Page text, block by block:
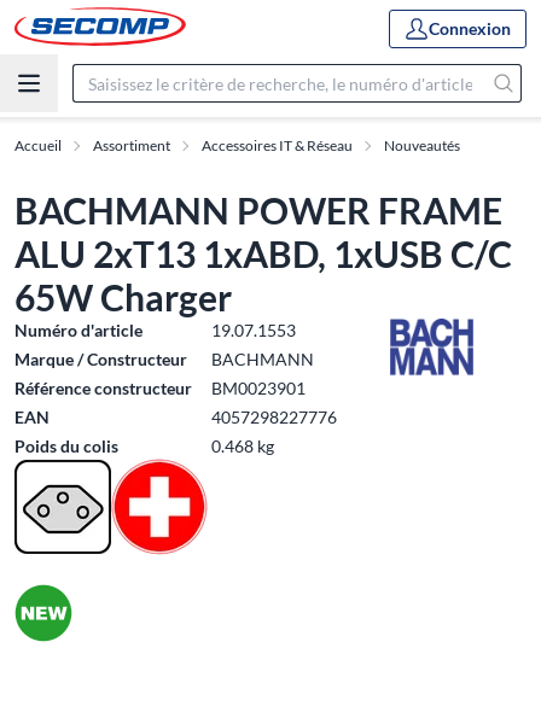
Connexion
Accueil Assortiment Accessoires IT & Réseau Nouveautés
BACHMANN POWER FRAME
ALU 2xT13 1xABD, 1xUSB C/C
65W Charger
Numéro d'article
19.07.1553
Marque / Constructeur
BACHMANN
Référence constructeur
BM0023901
EAN
4057298227776
Poids du colis
0.468 kg